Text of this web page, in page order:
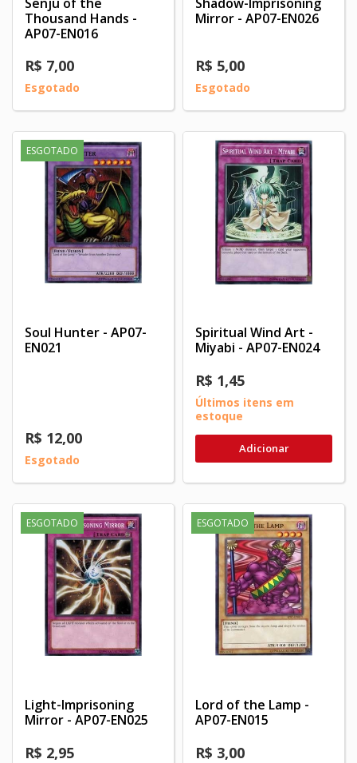
Thousand Hands -
AP07-EN016
R$ 7,00
Esgotado
Mirror - AP07-EN026
R$ 5,00
Esgotado
ESGOTADO
Soul Hunter - AP07-
EN021
R$ 12,00
Esgotado
Spiritual Wind Art -
Miyabi - AP07-EN024
R$ 1,45
Últimos itens em
estoque
Adicionar
ESGOTADO
Light-Imprisoning
Mirror - AP07-EN025
R$ 2,95
ESGOTADO
Lord of the Lamp -
AP07-EN015
R$ 3,00